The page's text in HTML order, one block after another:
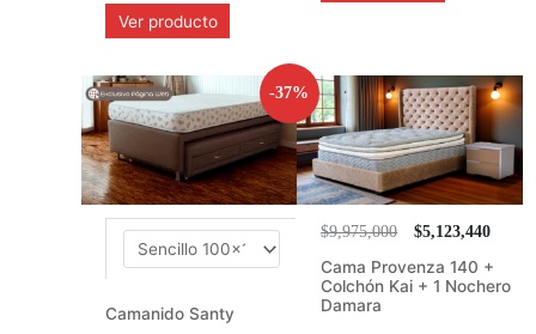
Ver producto
-37%
Camanido Santy
$9,975,000 $5,123,440
Cama Provenza 140 +
Colchón Kai + 1 Nochero
Damara